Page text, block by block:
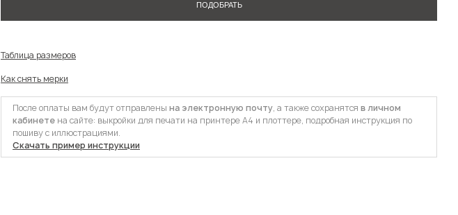
ПОДОБРАТЬ
Таблица размеров
Как снять мерки
После оплаты вам будут отправлены на электронную почту, а также сохранятся в личном
кабинете на сайте: выкройки для печати на принтере А4 и плоттере, подробная инструкция по
пошиву с иллюстрациями.
Скачать пример инструкции